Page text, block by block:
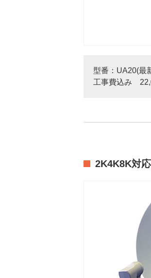
型番：UA20(最
工事費込み
2K4K8K対